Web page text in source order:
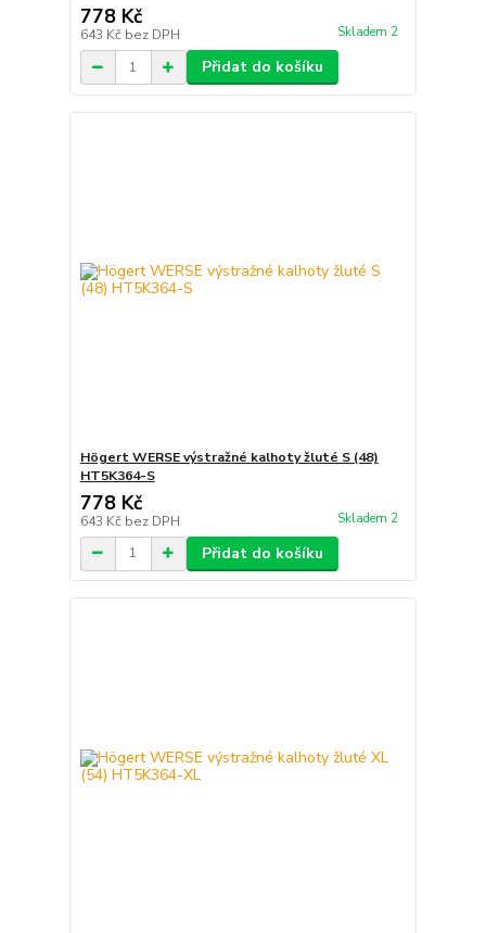
778 Kč
643 Kč bez DPH Skladem 2
Přidat do košíku
Högert WERSE výstražné kalhoty žluté S (48)
HT5K364-S
778 Kč
643 Kč bez DPH Skladem 2
Přidat do košíku